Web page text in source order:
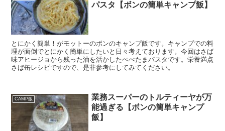
パスタ【ボンの簡単キャンプ飯】
とにかく簡単！がモットーのボンのキャンプ飯です。キャンプでの料
理が面倒でとにかく簡単にしたいと日々考えております。今回はさば
味アヒージョから残った油を活かしたぺぺたまパスタです。栄養満点
さば缶レシピですので、是非参考にしてみてください。
CAMP飯
業務スーパーのトルティーヤが万
能過ぎる【ボンの簡単キャンプ
飯】